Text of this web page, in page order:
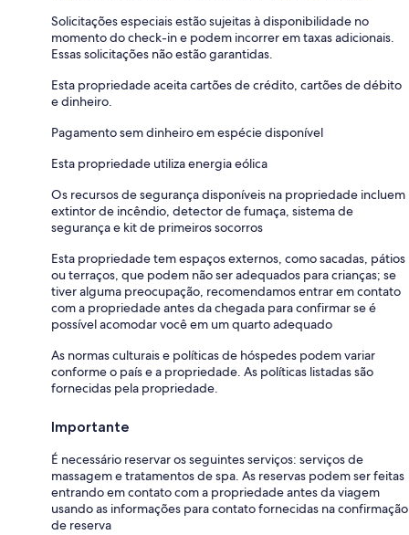
Solicitações especiais estão sujeitas à disponibilidade no
momento do check-in e podem incorrer em taxas adicionais.
Essas solicitações não estão garantidas.
Esta propriedade aceita cartões de crédito, cartões de débito
e dinheiro.
Pagamento sem dinheiro em espécie disponível
Esta propriedade utiliza energia eólica
Os recursos de segurança disponíveis na propriedade incluem
extintor de incêndio, detector de fumaça, sistema de
segurança e kit de primeiros socorros
Esta propriedade tem espaços externos, como sacadas, pátios
ou terraços, que podem não ser adequados para crianças; se
tiver alguma preocupação, recomendamos entrar em contato
com a propriedade antes da chegada para confirmar se é
possível acomodar você em um quarto adequado
As normas culturais e políticas de hóspedes podem variar
conforme o país e a propriedade. As políticas listadas são
fornecidas pela propriedade.
Importante
É necessário reservar os seguintes serviços: serviços de
massagem e tratamentos de spa. As reservas podem ser feitas
entrando em contato com a propriedade antes da viagem
usando as informações para contato fornecidas na confirmação
de reserva